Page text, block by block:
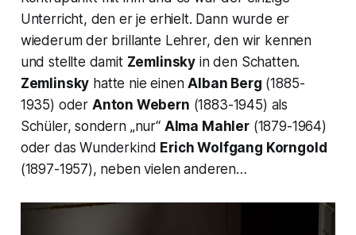
Unterricht, den er je erhielt. Dann wurde er
wiederum der brillante Lehrer, den wir kennen
und stellte damit Zemlinsky in den Schatten.
Zemlinsky hatte nie einenAlban Berg (1885-
1935) oder Anton Webern (1883-1945) als
Schüler, sondern „nur“ Alma Mahler(1879-1964)
oder das Wunderkind Erich Wolfgang Korngold
(1897-1957), neben vielen anderen…